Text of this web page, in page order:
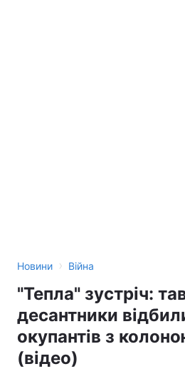
Новини › Війна
"Тепла" зустріч:
десантники
окупантів з
(відео)